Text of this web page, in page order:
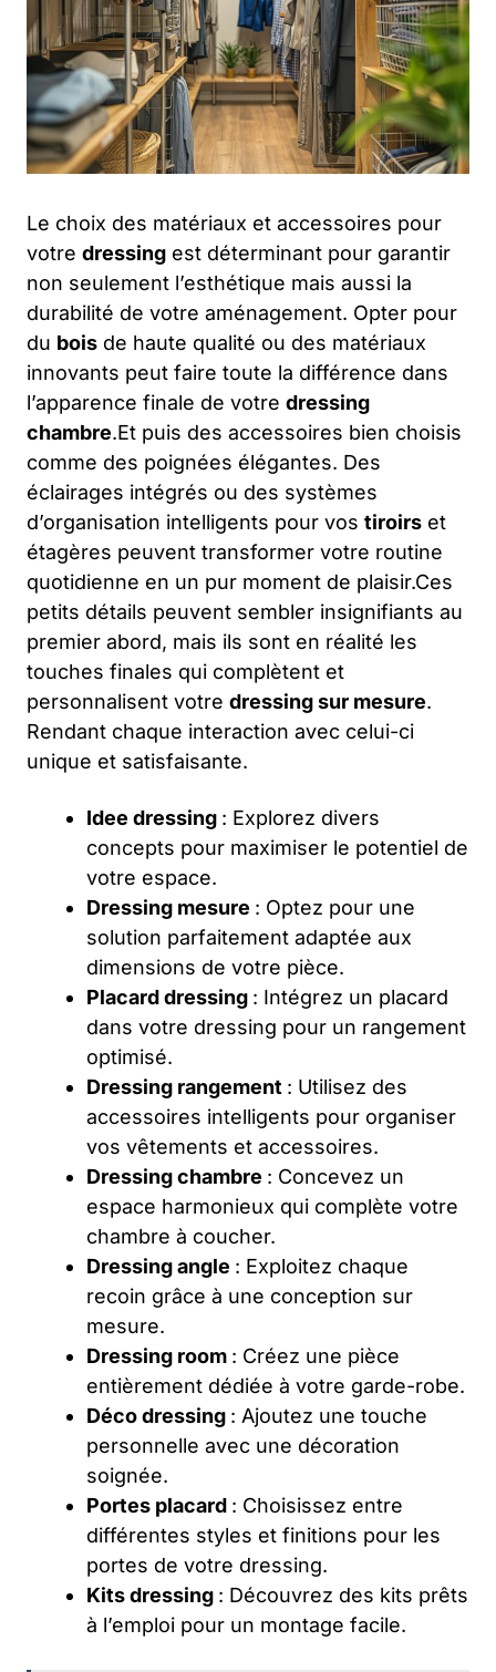
Le choix des matériaux et accessoires pour
votre dressing est déterminant pour garantir
non seulement l’esthétique mais aussi la
durabilité de votre aménagement. Opter pour
du bois de haute qualité ou des matériaux
innovants peut faire toute la différence dans
l’apparence finale de votre dressing
chambre.Et puis des accessoires bien choisis
comme des poignées élégantes. Des
éclairages intégrés ou des systèmes
d’organisation intelligents pour vos tiroirs et
étagères peuvent transformer votre routine
quotidienne en un pur moment de plaisir.Ces
petits détails peuvent sembler insignifiants au
premier abord, mais ils sont en réalité les
touches finales qui complètent et
personnalisent votre dressing sur mesure.
Rendant chaque interaction avec celui-ci
unique et satisfaisante.
Idee dressing : Explorez divers
concepts pour maximiser le potentiel de
votre espace.
Dressing mesure : Optez pour une
solution parfaitement adaptée aux
dimensions de votre pièce.
Placard dressing : Intégrez un placard
dans votre dressing pour un rangement
optimisé.
Dressing rangement : Utilisez des
accessoires intelligents pour organiser
vos vêtements et accessoires.
Dressing chambre : Concevez un
espace harmonieux qui complète votre
chambre à coucher.
Dressing angle : Exploitez chaque
recoin grâce à une conception sur
mesure.
Dressing room : Créez une pièce
entièrement dédiée à votre garde-robe.
Déco dressing : Ajoutez une touche
personnelle avec une décoration
soignée.
Portes placard : Choisissez entre
différentes styles et finitions pour les
portes de votre dressing.
Kits dressing : Découvrez des kits prêts
à l’emploi pour un montage facile.